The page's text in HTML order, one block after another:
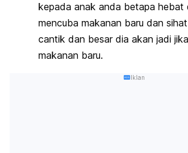
kepada anak anda betapa hebat
mencuba makanan baru dan
cantik dan besar dia akan jadi
makanan baru.
Iklan